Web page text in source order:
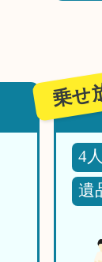
4
遺
乗せ